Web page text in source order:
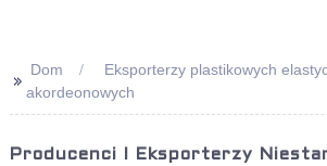
>> Dom
Eksporterzy plastikowych
akordeonowych
Producenci I Eksporterzy